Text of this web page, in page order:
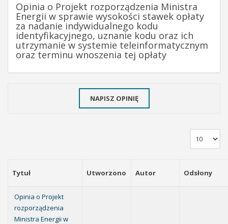
Opinia o Projekt rozporządzenia Ministra
Energii w sprawie wysokości stawek opłaty
za nadanie indywidualnego kodu
identyfikacyjnego, uznanie kodu oraz ich
utrzymanie w systemie teleinformatycznym
oraz terminu wnoszenia tej opłaty
NAPISZ OPINIĘ
Tytuł Utworzono Autor Odsłony
Opinia o Projekt
rozporządzenia
Ministra Energii w